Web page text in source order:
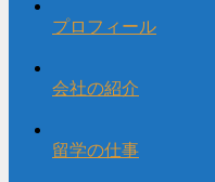
プロフィール
会社の紹介
留学の仕事